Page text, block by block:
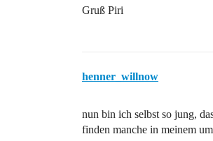
Gruß Piri
henner_willnow
nun bin ich selbst so jung,
finden manche in meinem